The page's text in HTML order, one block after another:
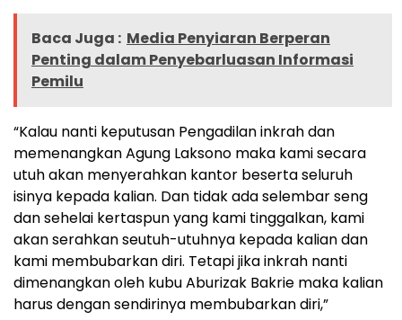
Baca Juga : Media Penyiaran Berperan
Penting dalam Penyebarluasan Informasi
Pemilu
“Kalau nanti keputusan Pengadilan inkrah dan
memenangkan Agung Laksono maka kami secara
utuh akan menyerahkan kantor beserta seluruh
isinya kepada kalian. Dan tidak ada selembar seng
dan sehelai kertaspun yang kami tinggalkan, kami
akan serahkan seutuh-utuhnya kepada kalian dan
kami membubarkan diri. Tetapi jika inkrah nanti
dimenangkan oleh kubu Aburizak Bakrie maka kalian
harus dengan sendirinya membubarkan diri,”